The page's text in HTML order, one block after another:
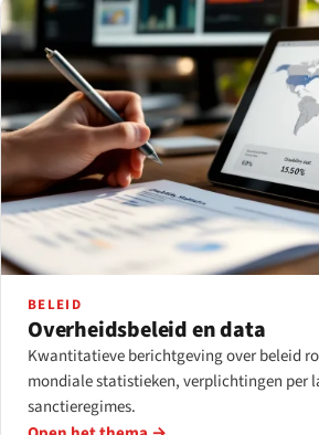
BELEID
Overheidsbeleid en data
Kwantitatieve berichtgeving over beleid
mondiale statistieken, verplichtingen per
sanctieregimes.